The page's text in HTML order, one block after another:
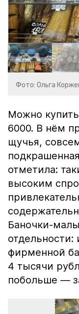
Фото: Ольга
Можно
6000. В нём
щучья,
отметила:
высоким
Баночки-
отдельности:
фирменной
4 тысячи
побольше —